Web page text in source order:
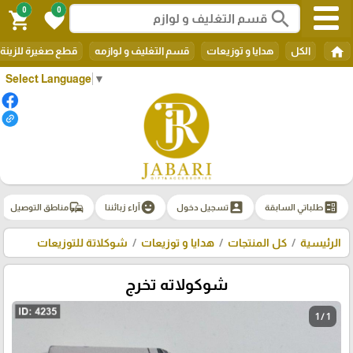
Select Language ▼
search
0
favorite
0
shopping_cart
home الكل هدايا و توزيعات قسم التغليف و لوازمه قطع صغيرة للزينة
ballotطلباتي السابقة account_boxتسجيل دخول emoji_emotionsآراء زبائننا commuteمناطق التوصيل
الرئيسية كل المنتجات هدايا و توزيعات شوكلاتة للتوزيعات
شوكولاته تخرج
1 / 1